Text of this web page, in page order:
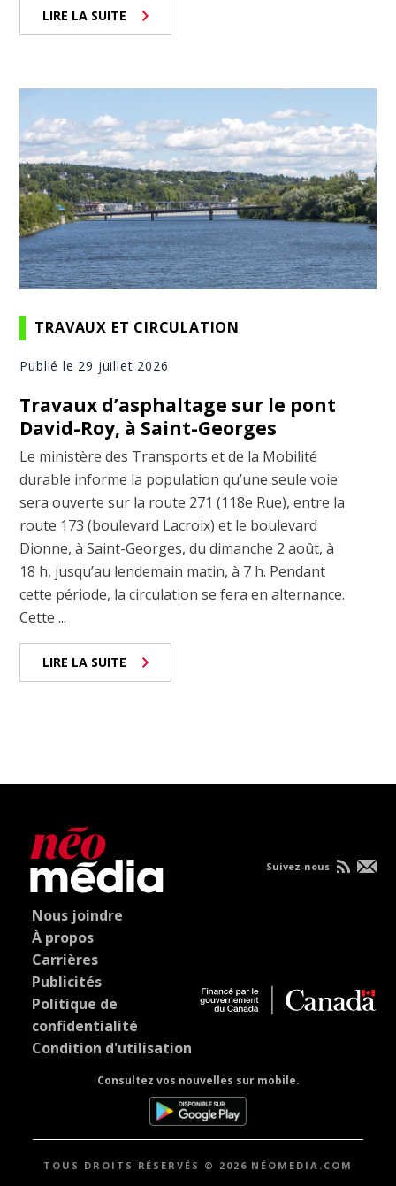
LIRE LA SUITE
TRAVAUX ET CIRCULATION
Publié le 29 juillet 2026
Travaux d’asphaltage sur le pont
David-Roy, à Saint-Georges
Le ministère des Transports et de la Mobilité
durable informe la population qu’une seule voie
sera ouverte sur la route 271 (118e Rue), entre la
route 173 (boulevard Lacroix) et le boulevard
Dionne, à Saint-Georges, du dimanche 2 août, à
18 h, jusqu’au lendemain matin, à 7 h. Pendant
cette période, la circulation se fera en alternance.
Cette ...
LIRE LA SUITE
Nous joindre
À propos
Carrières
Publicités
Politique de
confidentialité
Condition d'utilisation
Consultez vos nouvelles sur mobile.
Suivez-nous
TOUS DROITS RÉSERVÉS © 2026 NÉOMEDIA.COM